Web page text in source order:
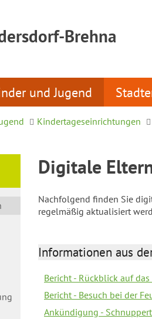
Brehna
und Jugend
Kindertageseinrichtungen
Digitale
Nachfolgend finden Sie
regelmäßig aktualisiert
Informationen aus
Bericht - Rückblick auf
Bericht - Besuch bei der
Ankündigung -